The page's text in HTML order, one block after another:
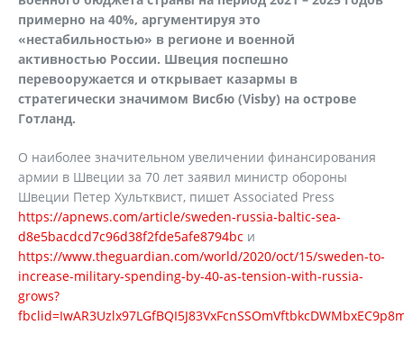
примерно на 40%, аргументируя это
«нестабильностью» в регионе и военной
активностью России. Швеция поспешно
перевооружается и открывает казармы в
стратегически значимом Висбю (Visby) на острове
Готланд.
О наиболее значительном увеличении финансирования
армии в Швеции за 70 лет заявил министр обороны
Швеции Петер Хультквист, пишет Associated Press
https://apnews.com/article/sweden-russia-baltic-sea-
d8e5bacdcd7c96d38f2fde5afe8794bc и
https://www.theguardian.com/world/2020/oct/15/sweden-to-
increase-military-spending-by-40-as-tension-with-russia-
grows?